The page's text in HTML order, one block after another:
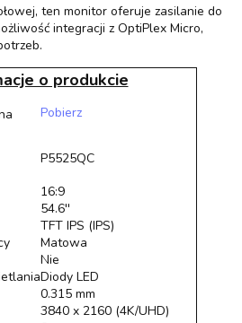
ten monitor oferuje zasilanie do
integracji z OptiPlex Micro,
o produkcie
Pobierz
P5525QC
16:9
54.6''
TFT IPS (IPS)
Matowa
Nie
Diody LED
0.315 mm
3840 x 2160 (4K/UHD)